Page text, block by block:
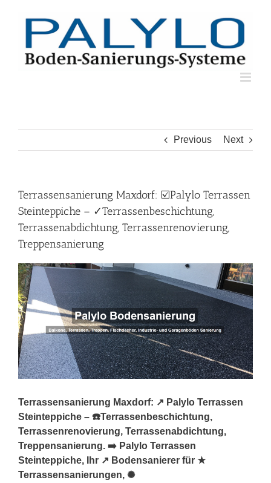
Previous Next
Terrassensanierung Maxdorf: ☑️Palylo Terrassen
Steinteppiche – ✓Terrassenbeschichtung,
Terrassenabdichtung, Terrassenrenovierung,
Treppensanierung
Terrassensanierung Maxdorf: ↗️ Palylo Terrassen
Steinteppiche – ☎️Terrassenbeschichtung,
Terrassenrenovierung, Terrassenabdichtung,
Treppensanierung. ➡️ Palylo Terrassen
Steinteppiche, Ihr ↗️ Bodensanierer für ★
Terrassensanierungen, ✺